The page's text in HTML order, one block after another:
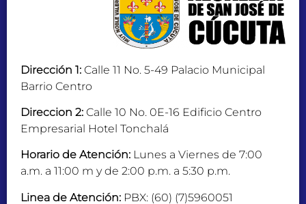
Dirección 1: Calle 11 No. 5-49 Palacio Municipal
Barrio Centro
Direccion 2: Calle 10 No. 0E-16 Edificio Centro
Empresarial Hotel Tonchalá
Horario de Atención: Lunes a Viernes de 7:00
a.m. a 11:00 m y de 2:00 p.m. a 5:30 p.m.
Linea de Atención: PBX: (60) (7)5960051